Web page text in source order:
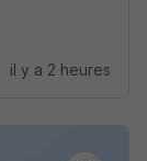
il y a 2 heures